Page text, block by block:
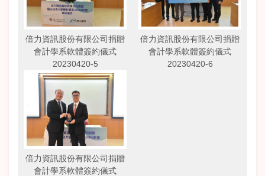
倍力資訊股份有限公司捐贈
會計學系軟體簽約儀式
20230420-5
倍力資訊股份有限公司捐贈
會計學系軟體簽約儀式
20230420-6
倍力資訊股份有限公司捐贈
會計學系軟體簽約儀式